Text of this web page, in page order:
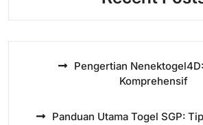
Pengertian
Komprehensif
Panduan Utama Togel SGP: